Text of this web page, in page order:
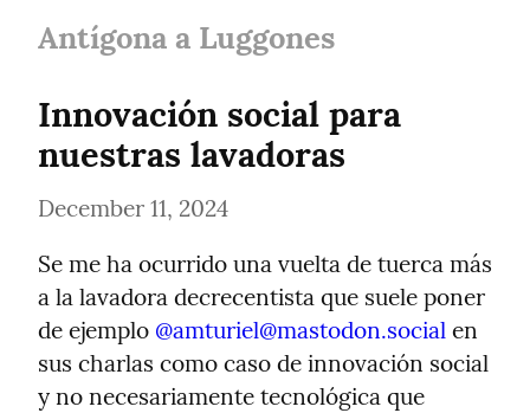
Antígona a Luggones
Innovación social para
nuestras lavadoras
December 11, 2024
Se me ha ocurrido una vuelta de tuerca más
a la lavadora decrecentista que suele poner
de ejemplo @amturiel@mastodon.social en
sus charlas como caso de innovación social
y no necesariamente tecnológica que